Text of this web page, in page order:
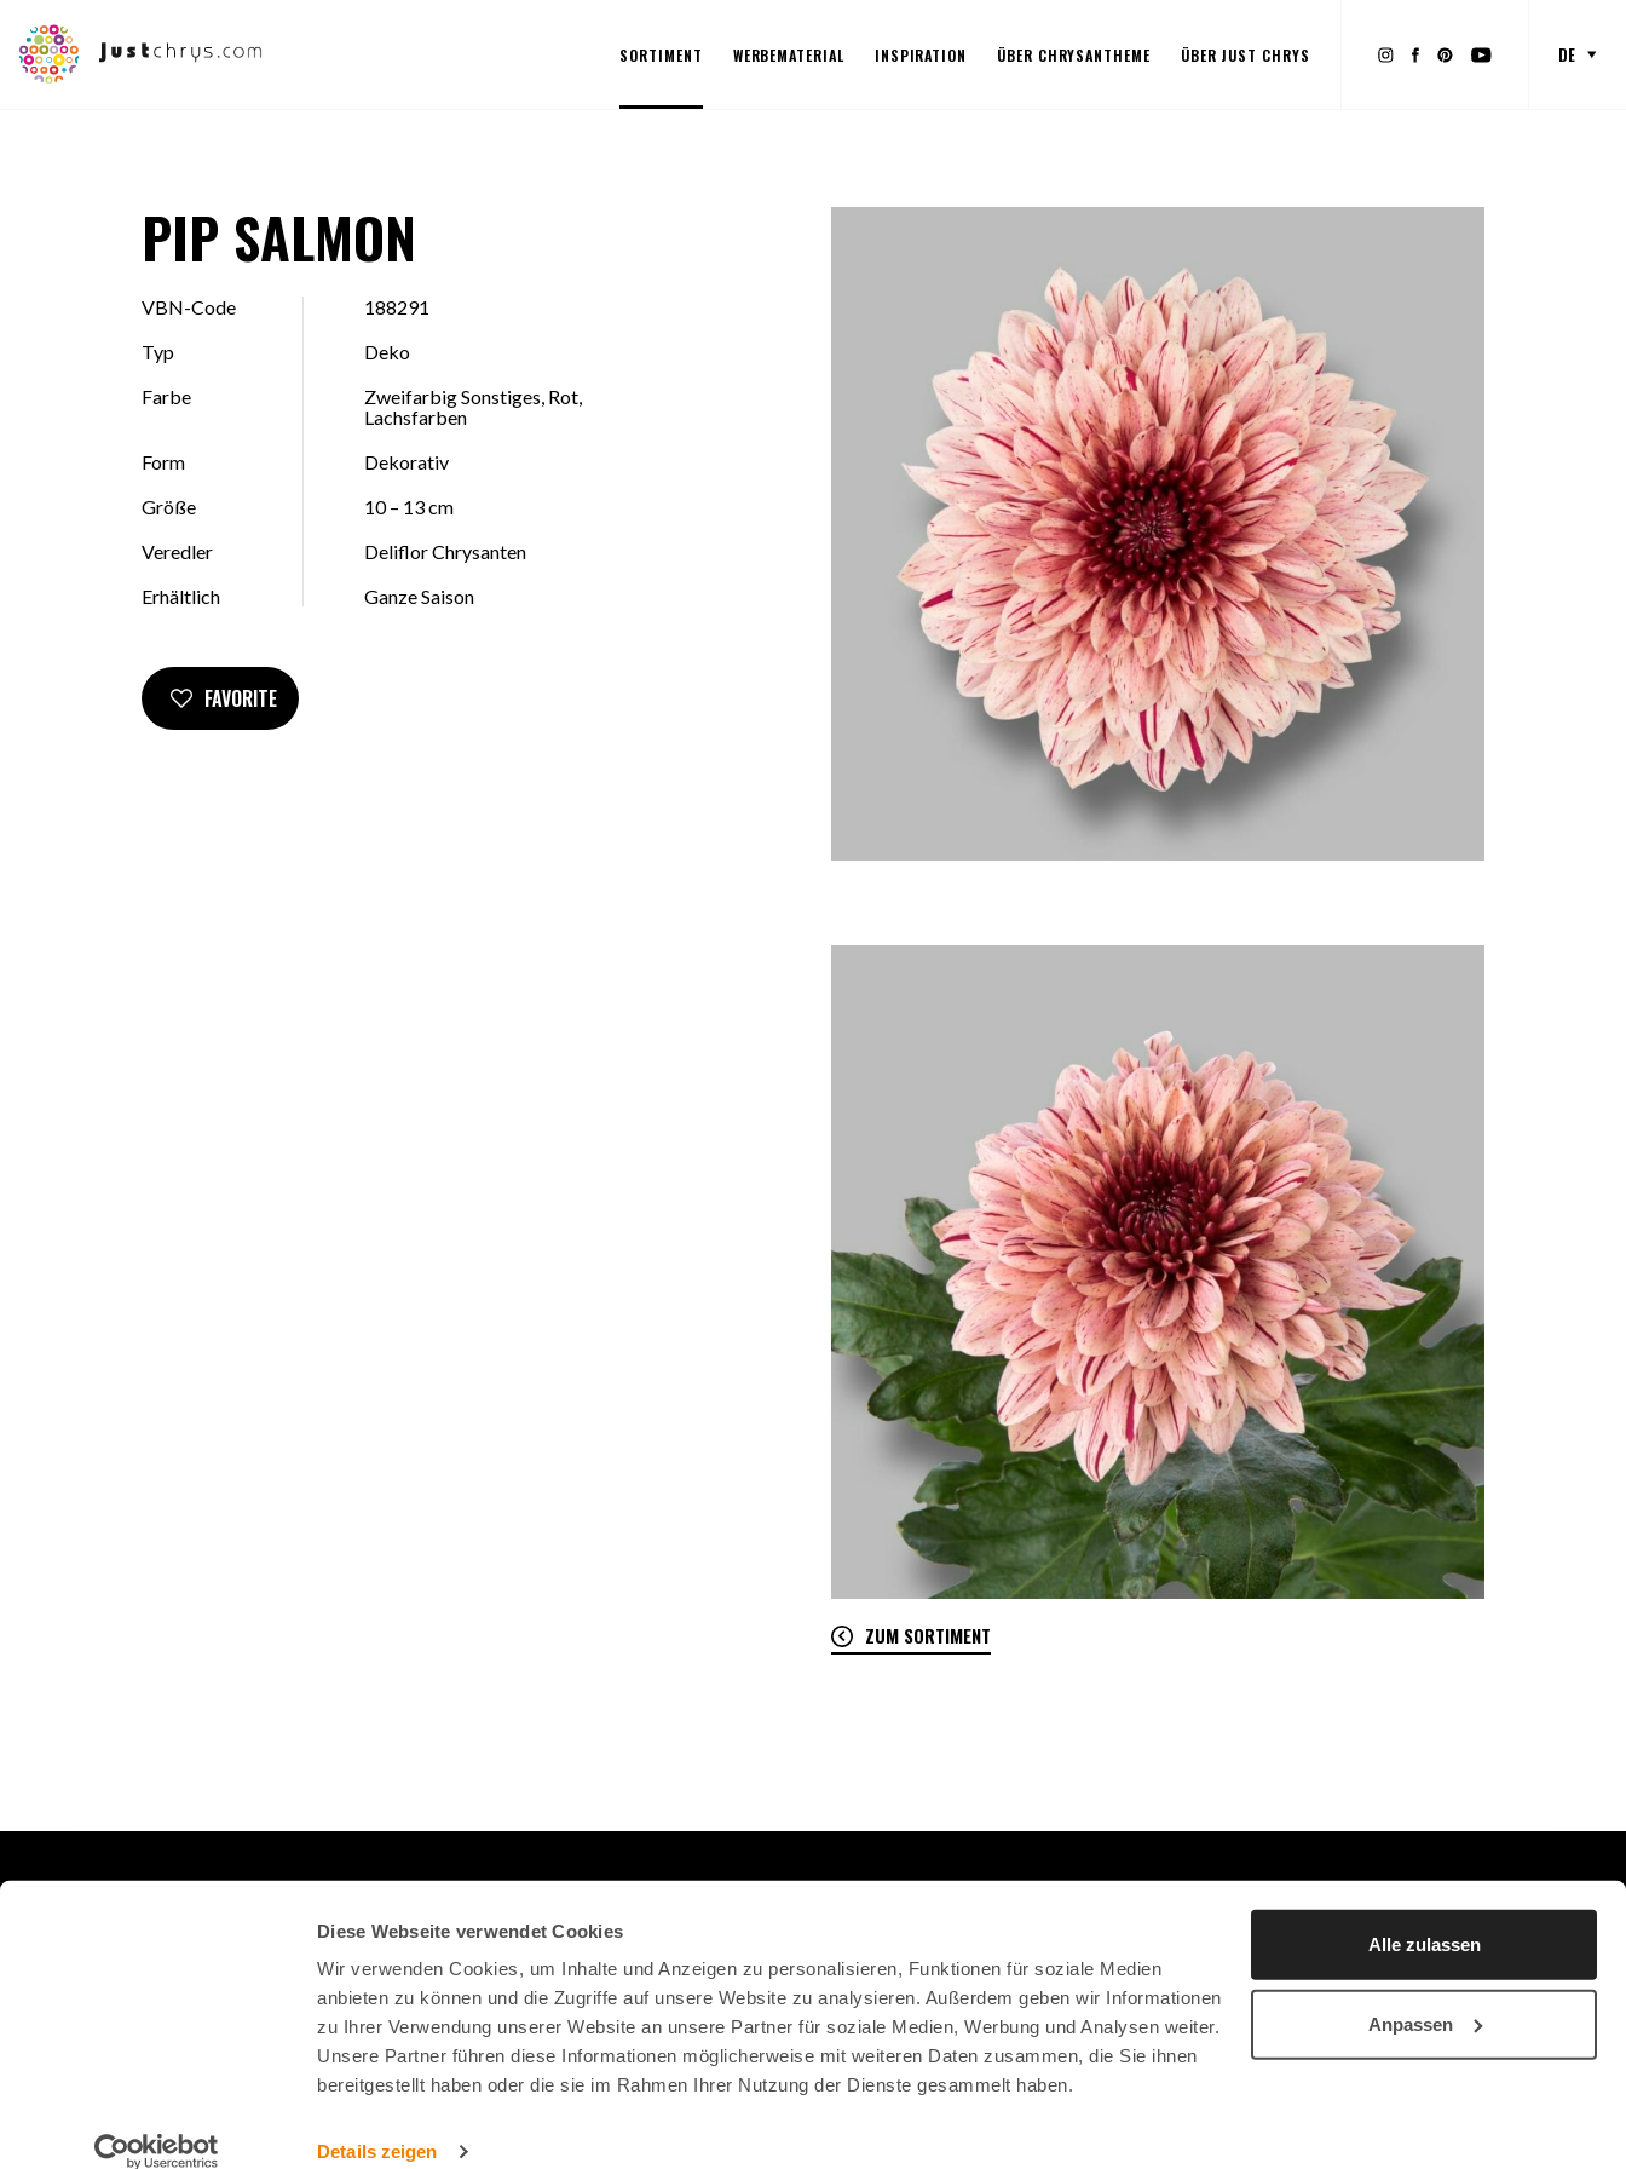
Diese Webseite verwendet Cookies
Wir verwenden Cookies, um Inhalte und Anzeigen zu personalisieren, Funktionen für soziale Medien
anbieten zu können und die Zugriffe auf unsere Website zu analysieren. Außerdem geben wir Informationen
zu Ihrer Verwendung unserer Website an unsere Partner für soziale Medien, Werbung und Analysen weiter.
Unsere Partner führen diese Informationen möglicherweise mit weiteren Daten zusammen, die Sie ihnen
bereitgestellt haben oder die sie im Rahmen Ihrer Nutzung der Dienste gesammelt haben.
Details zeigen
Alle zulassen
Anpassen
SORTIMENT WERBEMATERIAL INSPIRATION ÜBER CHRYSANTHEME ÜBER JUST CHRYS DE
PIP SALMON
VBN-Code
188291
Typ
Deko
Farbe
Zweifarbig Sonstiges, Rot,
Lachsfarben
Form
Dekorativ
Größe
10 – 13 cm
Veredler
Deliflor Chrysanten
Erhältlich
Ganze Saison
FAVORITE
ZUM SORTIMENT
BLEIBEN SIE AUF DEM LAUFENDEN
NEWSLETTER ABONNIEREN